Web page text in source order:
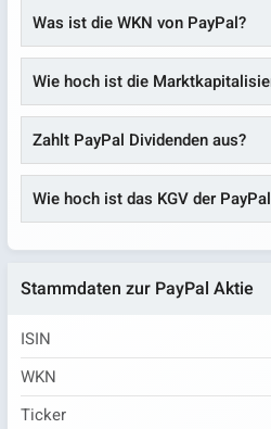
Was ist die WKN von PayPal?
Wie hoch ist die
Zahlt PayPal Dividenden aus?
Wie hoch ist das KGV der
Stammdaten zur PayPal Aktie
ISIN
WKN
Ticker